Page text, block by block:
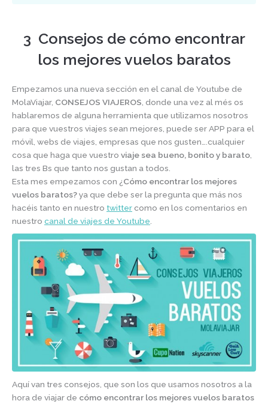
3 Consejos de cómo encontrar
los mejores vuelos baratos
Empezamos una nueva sección en el canal de Youtube de
MolaViajar, CONSEJOS VIAJEROS , donde una vez al més os
hablaremos de alguna herramienta que utilizamos nosotros
para que vuestros viajes sean mejores, puede ser APP para el
móvil, webs de viajes, empresas que nos gusten….cualquier
cosa que haga que vuestro viaje sea bueno, bonito y barato
las tres Bs que tanto nos gustan a todos.
Esta mes empezamos con ¿Cómo encontrar los mejores
vuelos baratos?ya que debe ser la pregunta que más nos
hacéis tanto en nuestro twitter como en los comentarios en
nuestro canal de viajes de Youtube
Aquí van tres consejos, que son los que usamos nosotros a la
hora de viajar de cómo encontrar los mejores vuelos baratos